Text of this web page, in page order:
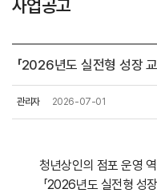
사업공고
「2026년도 실전형 성장
관리자 2026-07-01
청년상인의 점포 운영
「2026년도 실전형 성